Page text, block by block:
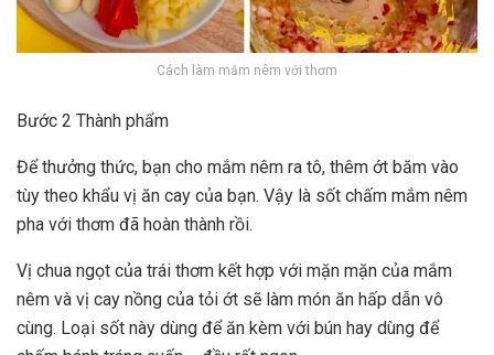
Cách làm mắm nêm với thơm
Bước 2 Thành phẩm
Để thưởng thức, bạn cho mắm nêm ra tô, thêm ớt băm vào
tùy theo khẩu vị ăn cay của bạn. Vậy là sốt chấm mắm nêm
pha với thơm đã hoàn thành rồi.
Vị chua ngọt của trái thơm kết hợp với mặn mặn của mắm
nêm và vị cay nồng của tỏi ớt sẽ làm món ăn hấp dẫn vô
cùng. Loại sốt này dùng để ăn kèm với bún hay dùng để